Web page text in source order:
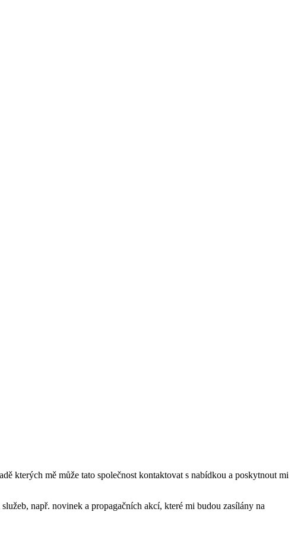
kterých mě může tato společnost kontaktovat s nabídkou a poskytnout mi
např. novinek a propagačních akcí, které mi budou zasílány na